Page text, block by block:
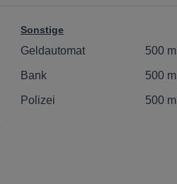
Sonstige
Geldautomat 500 m
Bank 500 m
Polizei 500 m